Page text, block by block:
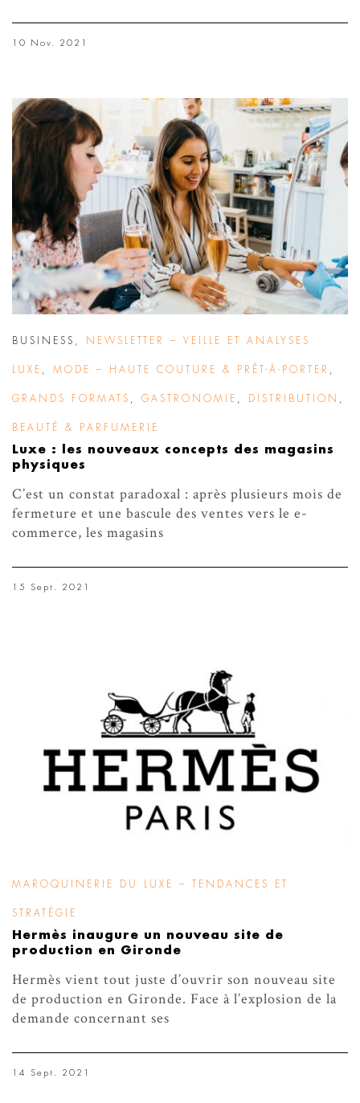
10 Nov. 2021
BUSINESS NEWSLETTER – VEILLE ET ANALYSES
LUXE MODE – HAUTE COUTURE & PRÊT-À-PORTER
GRANDS FORMATS GASTRONOMIE DISTRIBUTION
BEAUTÉ & PARFUMERIE
Luxe : les nouveaux concepts des magasins
physiques
C’est un constat paradoxal : après plusieurs mois de
fermeture et une bascule des ventes vers le e-
commerce, les magasins
15 Sept. 2021
MAROQUINERIE DU LUXE – TENDANCES ET
STRATÉGIE
Hermès inaugure un nouveau site de
production en Gironde
Hermès vient tout juste d’ouvrir son nouveau site
de production en Gironde. Face à l’explosion de la
demande concernant ses
14 Sept. 2021